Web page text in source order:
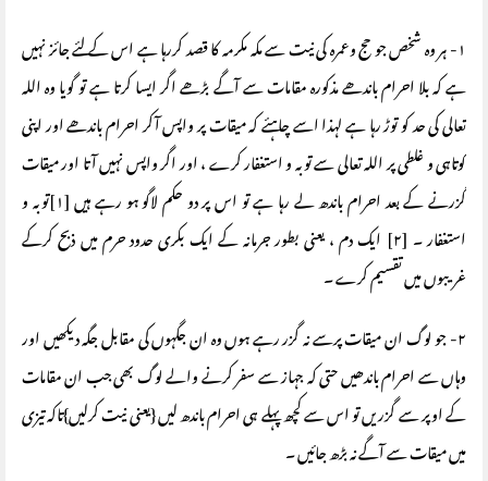
۱- ہر وہ شخص جو حج وعمرہ کی نیت سے مکہ مکرمہ کا قصد کررہا ہے اس کے لئے جائز نہیں
ہے کہ بلا احرام باندھے مذکورہ مقامات سے آگے بڑھے اگر ایسا کرتا ہے تو گویا وہ اللہ
تعالی کی حد کو توڑ رہا ہے لہذا اسے چاہئے کہ میقات پر واپس آکر احرام باندھے اور اپنی
کوتاہی و غلطی پر اللہ تعالی سے توبہ و استغفار کرے ، اور اگر واپس نہیں آتا اور میقات
گزرنے کے بعد احرام باندھ لے رہا ہے تو اس پر دو حکم لاگو ہو رہے ہیں [۱]توبہ و
استغفار ۔ [۲] ایک دم ، یعنی بطور جرمانہ کے ایک بکری حدود حرم میں ذبح کرکے
غریبوں میں تقسیم کرے ۔
۲- جو لوگ ان میقات پرسے نہ گزر رہے ہوں وہ ان جگہوں کی مقابل جگہ دیکھیں اور
وہاں سے احرام باندھیں حتی کہ جہاز سے سفر کرنے والے لوگ بھی جب ان مقامات
کے اوپر سے گزریں تو اس سے کچھ پہلے ہی احرام باندھ لیں {یعنی نیت کرلیں}تاکہ تیزی
میں میقات سے آگے نہ بڑھ جائیں ۔